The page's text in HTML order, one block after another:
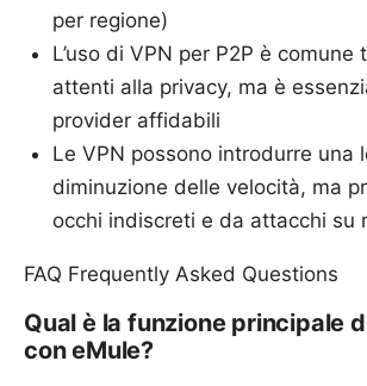
per regione)
L’uso di VPN per P2P è comune
attenti alla privacy, ma è
provider affidabili
Le VPN possono introdurre una
diminuzione delle velocità, ma
occhi indiscreti e da attacchi su
FAQ Frequently Asked Questions
Qual è la funzione principale
con eMule?